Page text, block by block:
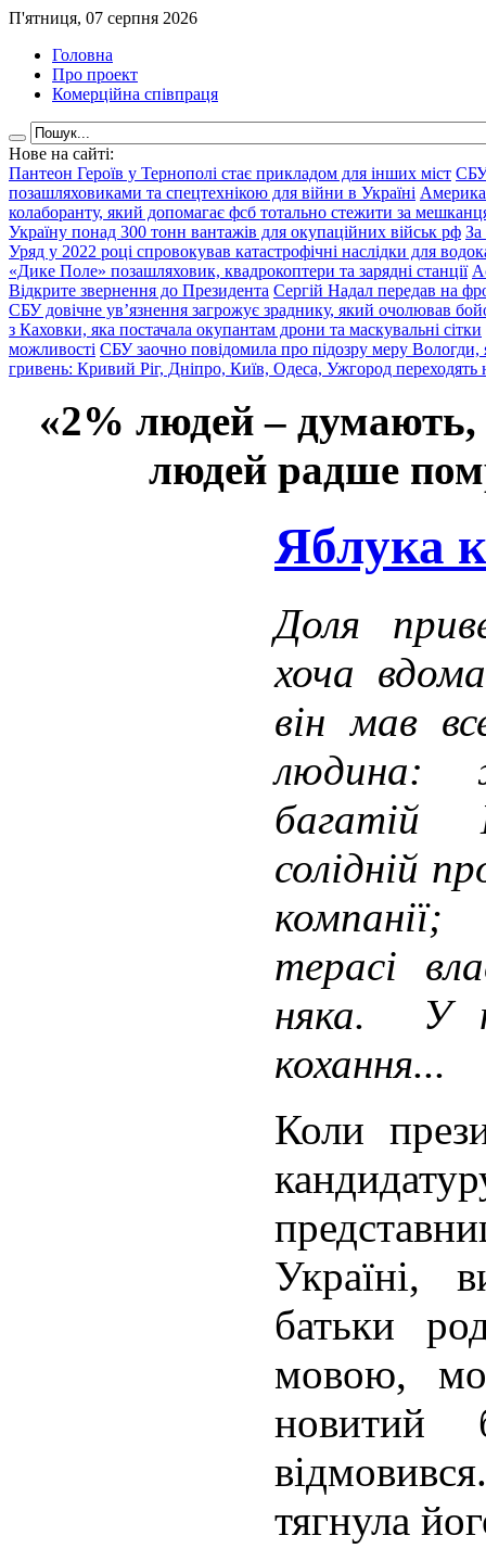
П'ятниця, 07 серпня 2026
Головна
Про проект
Комерційна співпраця
Нове на сайті:
Пантеон Героїв у Тернополі стає прикладом для інших міст СБУ
позашляховиками та спецтехнікою для війни в Україні
колаборанту, який допомагає фсб тотально стежити за
Україну понад 300 тонн вантажів для окупаційних військ рф За
Уряд у 2022 році спровокував катастрофічні наслідки для
«Дике Поле» позашляховик, квадрокоптери та зарядні станції
Відкрите звернення до Президента Сергій Надал передав на
СБУ довічне ув’язнення загрожує зраднику, який очолював
з Каховки, яка постачала окупантам дрони та маскувальні сітки
можливості СБУ заочно повідомила про підозру меру Вологди,
гривень: Кривий Ріг, Дніпро, Київ, Одеса, Ужгород переходять
«2% людей –
людей радше
Яблука
Доля
хоча
він мав
людина:
багатій
солідній
терасі
няка. У
кохання...
Коли
Україні,
батьки
мовою,
новитий
тягнула